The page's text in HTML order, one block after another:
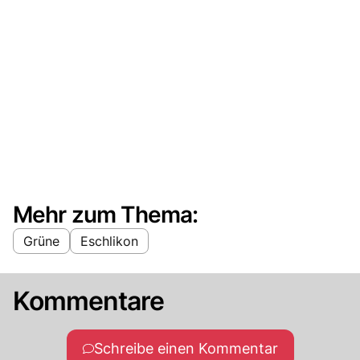
Mehr zum Thema:
Grüne Eschlikon
Kommentare
Schreibe einen Kommentar